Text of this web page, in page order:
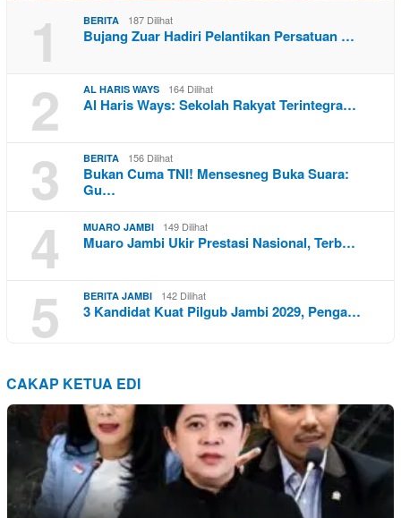
1 BERITA 187 Dilihat
Bujang Zuar Hadiri Pelantikan Persatuan …
2 AL HARIS WAYS 164 Dilihat
Al Haris Ways: Sekolah Rakyat Terintegra…
3 BERITA 156 Dilihat
Bukan Cuma TNI! Mensesneg Buka Suara:
Gu…
4 MUARO JAMBI 149 Dilihat
Muaro Jambi Ukir Prestasi Nasional, Terb…
5 BERITA JAMBI 142 Dilihat
3 Kandidat Kuat Pilgub Jambi 2029, Penga…
CAKAP KETUA EDI